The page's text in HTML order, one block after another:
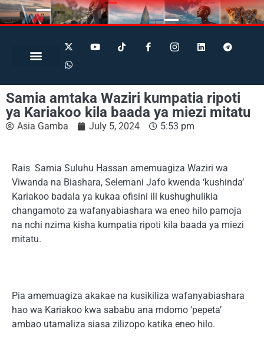
Samia amtaka Waziri kumpatia ripoti
ya Kariakoo kila baada ya miezi mitatu
Asia Gamba July 5, 2024 5:53 pm
Rais Samia Suluhu Hassan amemuagiza Waziri wa
Viwanda na Biashara, Selemani Jafo kwenda ‘kushinda’
Kariakoo badala ya kukaa ofisini ili kushughulikia
changamoto za wafanyabiashara wa eneo hilo pamoja
na nchi nzima kisha kumpatia ripoti kila baada ya miezi
mitatu.
Pia amemuagiza akakae na kusikiliza wafanyabiashara
hao wa Kariakoo kwa sababu ana mdomo ‘pepeta’
ambao utamaliza siasa zilizopo katika eneo hilo.